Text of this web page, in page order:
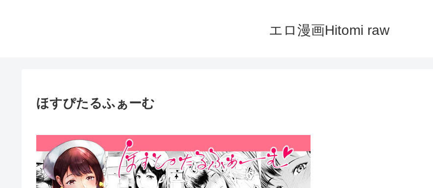
エロ漫画Hitomi raw
ほすぴたるふぁーむ